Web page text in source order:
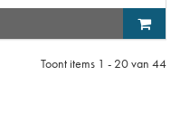
Toont items 1 - 20van 44